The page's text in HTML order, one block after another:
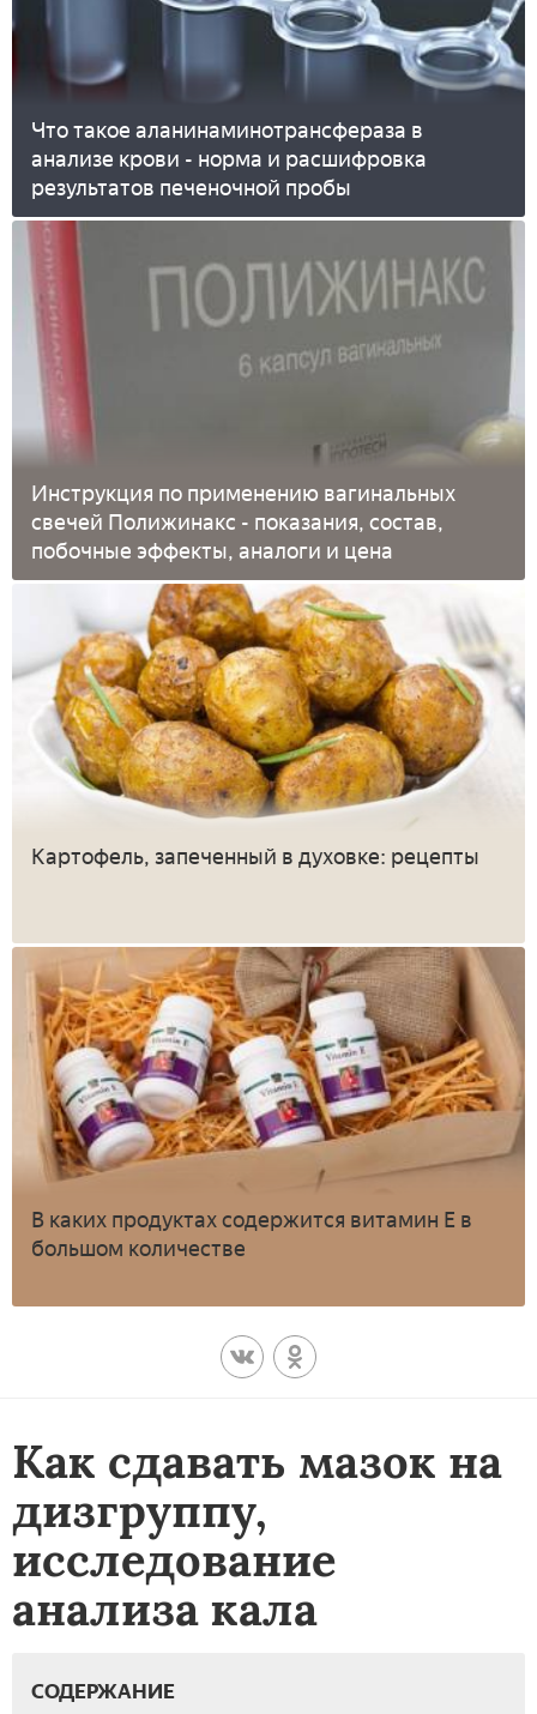
Что такое аланинаминотрансфераза в
анализе крови - норма и расшифровка
результатов печеночной пробы
Инструкция по применению вагинальных
свечей Полижинакс - показания, состав,
побочные эффекты, аналоги и цена
Картофель, запеченный в духовке: рецепты
В каких продуктах содержится витамин Е в
большом количестве
Как сдавать мазок на
дизгруппу,
исследование
анализа кала
СОДЕРЖАНИЕ